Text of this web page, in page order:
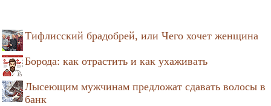
Тифлисский брадобрей, или Чего хочет женщина
Борода: как отрастить и как ухаживать
Лысеющим мужчинам предложат сдавать волосы в
банк